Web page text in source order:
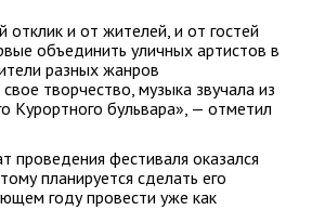
и от жителей, и от гостей
объединить уличных артистов в
разных жанров
творчество, музыка звучала из
Курортного бульвара», — отметил
проведения фестиваля оказался
планируется сделать его
году провести уже как